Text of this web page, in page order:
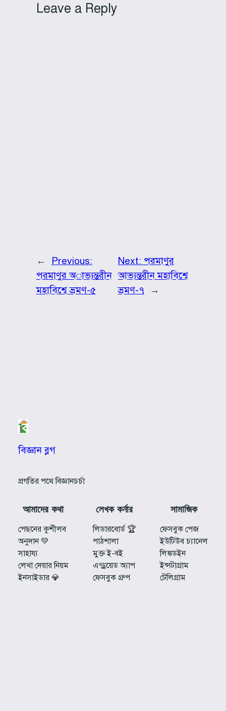
Leave a Reply
←
Previous:
পরমাণুর অাভ্যন্তরীন
মহাবিশ্বে ভ্রমণ-৫
Next: পরমাণুর
আভ্যন্তরীন মহাবিশ্বে
ভ্রমণ-৭
→
বিজ্ঞান ব্লগ
প্রগতির পথে বিজ্ঞানচর্চা
আমাদের কথা
পেছনের কুশীলব
অনুদান 💚
সাহায্য
লেখা দেয়ার নিয়ম
ইনসাইডার 💎
লেখক কর্নার
লিডারবোর্ড 🏆
পাঠশালা
মুক্ত ই-বই
এন্ড্রয়েড অ্যাপ
ফেসবুক গ্রুপ
সামাজিক
ফেসবুক পেজ
ইউটিউব চ্যানেল
লিঙ্কডইন
ইন্সটাগ্রাম
টেলিগ্রাম